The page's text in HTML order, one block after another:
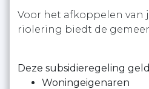
Voor het afkoppelen van
riolering biedt de
Deze subsidieregeling
Woningeigenaren